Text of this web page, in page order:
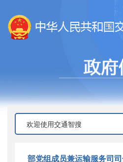
部党组成员兼运输服务司